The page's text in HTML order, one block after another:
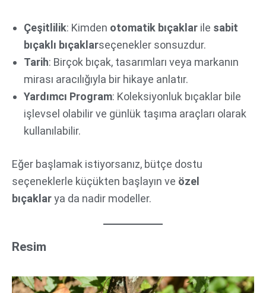
Çeşitlilik: Kimden otomatik bıçaklar ile sabit
bıçaklı bıçaklarseçenekler sonsuzdur.
Tarih: Birçok bıçak, tasarımları veya markanın
mirası aracılığıyla bir hikaye anlatır.
Yardımcı Program: Koleksiyonluk bıçaklar bile
işlevsel olabilir ve günlük taşıma araçları olarak
kullanılabilir.
Eğer başlamak istiyorsanız, bütçe dostu
seçeneklerle küçükten başlayın ve özel
bıçaklarya da nadir modeller.
Resim